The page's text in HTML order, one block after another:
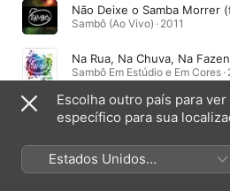
Sambô (Ao Vivo) · 2011
Sambô Em Estúdio e Em Cores ·
Trem das Onze
Pediu pra Sambar, Sambô · 2015
Escolha outro país para
específico para sua
Estados Unidos
(Português Brasil)